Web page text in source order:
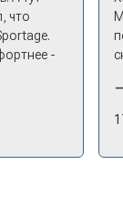
что
-
- и